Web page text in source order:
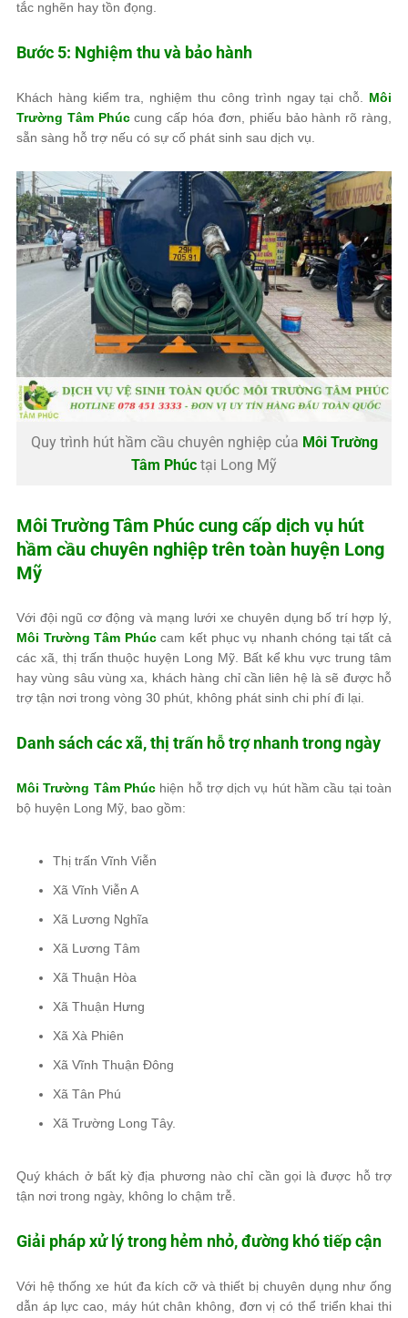
tắc nghẽn hay tồn đọng.
Bước 5: Nghiệm thu và bảo hành
Khách hàng kiểm tra, nghiệm thu công trình ngay tại chỗ. Môi
Trường Tâm Phúccung cấp hóa đơn, phiếu bảo hành rõ ràng,
sẵn sàng hỗ trợ nếu có sự cố phát sinh sau dịch vụ.
Quy trình hút hầm cầu chuyên nghiệp của Môi Trường
Tâm Phúc tại Long Mỹ
Môi Trường Tâm Phúc cung cấp dịch vụ hút
hầm cầu chuyên nghiệp trên toàn huyện Long
Mỹ
Với đội ngũ cơ động và mạng lưới xe chuyên dụng bố trí hợp lý,
Môi Trường Tâm Phúccam kết phục vụ nhanh chóng tại tất cả
các xã, thị trấn thuộc huyện Long Mỹ. Bất kể khu vực trung tâm
hay vùng sâu vùng xa, khách hàng chỉ cần liên hệ là sẽ được hỗ
trợ tận nơi trong vòng 30 phút, không phát sinh chi phí đi lại.
Danh sách các xã, thị trấn hỗ trợ nhanh trong ngày
Môi Trường Tâm Phúchiện hỗ trợ dịch vụ hút hầm cầu tại toàn
bộ huyện Long Mỹ, bao gồm:
Thị trấn Vĩnh Viễn
Xã Vĩnh Viễn A
Xã Lương Nghĩa
Xã Lương Tâm
Xã Thuận Hòa
Xã Thuận Hưng
Xã Xà Phiên
Xã Vĩnh Thuận Đông
Xã Tân Phú
Xã Trường Long Tây.
Quý khách ở bất kỳ địa phương nào chỉ cần gọi là được hỗ trợ
tận nơi trong ngày, không lo chậm trễ.
Giải pháp xử lý trong hẻm nhỏ, đường khó tiếp cận
Với hệ thống xe hút đa kích cỡ và thiết bị chuyên dụng như ống
dẫn áp lực cao, máy hút chân không, đơn vị có thể triển khai thi